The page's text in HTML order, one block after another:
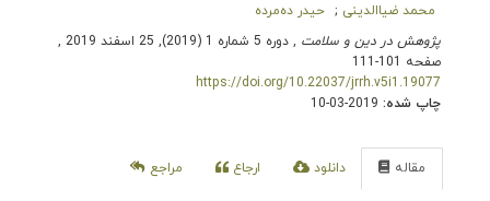
محمد ضیاالدینی
حیدر ده‌مرده
پژوهش در دین و سلامت , دوره 5 شماره 1 (2019), 25 اسفند 2019
,
صفحه 101-111
https://doi.org/10.22037/jrrh.v5i1.19077
چاپ شده:
مقاله دانلود ارجاع مراجع